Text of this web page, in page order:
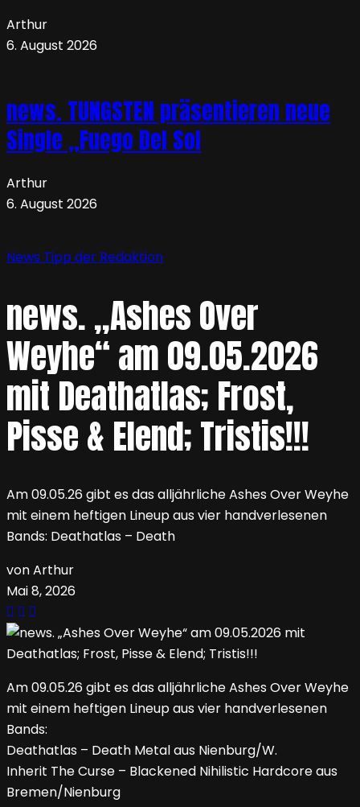
Arthur
6. August 2026
news. TUNGSTEN präsentieren neue
Single „Fuego Del Sol
Arthur
6. August 2026
News Tipp der Redaktion
news. „Ashes Over
Weyhe“ am 09.05.2026
mit Deathatlas; Frost,
Pisse & Elend; Tristis!!!
Am 09.05.26 gibt es das alljährliche Ashes Over Weyhe
mit einem heftigen Lineup aus vier handverlesenen
Bands: Deathatlas – Death
von Arthur
Mai 8, 2026
Am 09.05.26 gibt es das alljährliche Ashes Over Weyhe
mit einem heftigen Lineup aus vier handverlesenen
Bands:
Deathatlas – Death Metal aus Nienburg/W.
Inherit The Curse – Blackened Nihilistic Hardcore aus
Bremen/Nienburg